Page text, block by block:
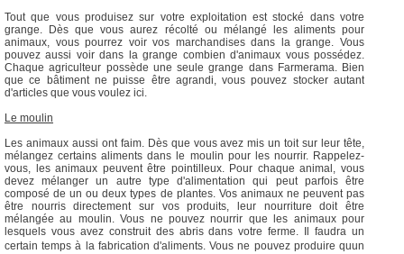
Tout que vous produisez sur votre exploitation est stocké dans votre
grange. Dès que vous aurez récolté ou mélangé les aliments pour
animaux, vous pourrez voir vos marchandises dans la grange. Vous
pouvez aussi voir dans la grange combien d'animaux vous possédez.
Chaque agriculteur possède une seule grange dans Farmerama. Bien
que ce bâtiment ne puisse être agrandi, vous pouvez stocker autant
d'articles que vous voulez ici.
Le moulin
Les animaux aussi ont faim. Dès que vous avez mis un toit sur leur tête,
mélangez certains aliments dans le moulin pour les nourrir. Rappelez-
vous, les animaux peuvent être pointilleux. Pour chaque animal, vous
devez mélanger un autre type d'alimentation qui peut parfois être
composé de un ou deux types de plantes. Vos animaux ne peuvent pas
être nourris directement sur vos produits, leur nourriture doit être
mélangée au moulin. Vous ne pouvez nourrir que les animaux pour
lesquels vous avez construit des abris dans votre ferme. Il faudra un
certain temps à la fabrication d'aliments. Vous ne pouvez produire quun